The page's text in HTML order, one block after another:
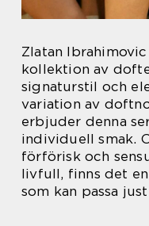
Zlatan
kollektion av
signaturstil och
variation av
erbjuder denna
individuell smak.
förförisk och
livfull, finns det
som kan passa